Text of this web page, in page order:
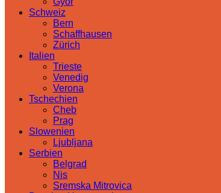
Schweiz
Bern
Schaffhausen
Zürich
Italien
Trieste
Venedig
Verona
Tschechien
Cheb
Prag
Slowenien
Ljubljana
Serbien
Belgrad
Nis
Sremska Mitrovica